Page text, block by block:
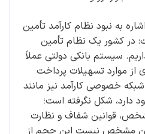
به نبود نظام کارآمد تأمین
در کشور یک نظام تأمین
سیستم بانکی دولتی عملاً
از موارد تسهیلات پرداخت
خصوصی کارآمد نیز مانند
دارد، شکل نگرفته است؛
قوانین شفاف و نظارت
مشخص نیست این حجم از